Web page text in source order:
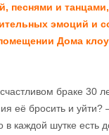
песнями и танцами,
эмоций и
Дома
браке 30
её бросить и
в каждой шутке есть